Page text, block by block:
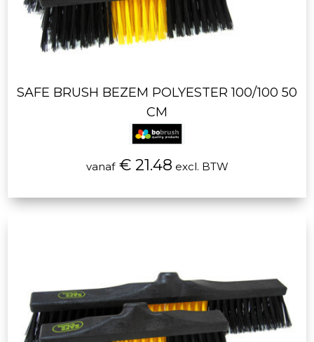
SAFE BRUSH BEZEM POLYESTER 100/100 50
CM
vanaf€ 21.48 excl. BTW